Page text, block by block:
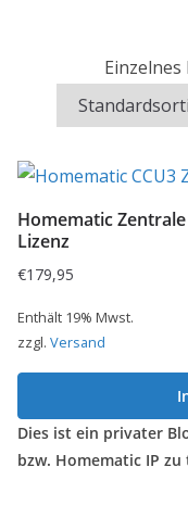
Homematic Zentrale
Lizenz
€179,95
Enthält 19% Mwst.
zzgl. Versand
Dies ist ein privater
bzw. Homematic IP zu